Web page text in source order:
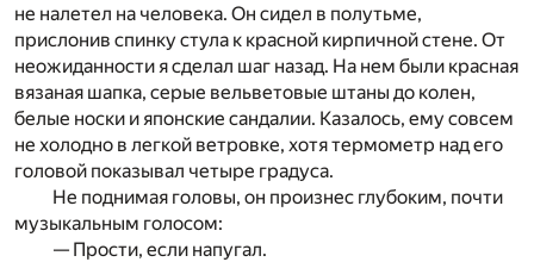
не налетел на человека. Он сидел в полутьме,
прислонив спинку стула к красной кирпичной стене. От
неожиданности я сделал шаг назад. На нем были красная
вязаная шапка, серые вельветовые штаны до колен,
белые носки и японские сандалии. Казалось, ему совсем
не холодно в легкой ветровке, хотя термометр над его
головой показывал четыре градуса.
Не поднимая головы, он произнес глубоким, почти
музыкальным голосом:
— Прости, если напугал.